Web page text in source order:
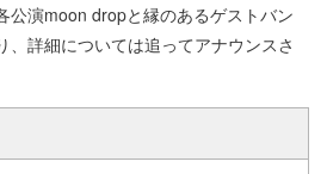
公演moon dropと縁のあるゲストバン
、詳細については追ってアナウンスさ